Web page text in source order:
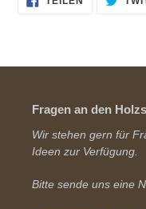
FACEBOOK
Fragen an den
Wir stehen gern für
Ideen zur Verfügung.
Bitte sende uns eine